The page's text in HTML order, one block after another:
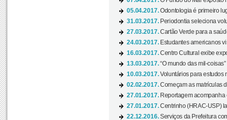
05.04.2017.Odontologia é primeiro
31.03.2017. Periodontia seleciona
27.03.2017.Cartão Verde para a
24.03.2017. Estudantes americanos
16.03.2017.Centro Cultural exibe
13.03.2017.“O mundo das mil-
10.03.2017.Voluntários para estudos
02.02.2017.Começam as matrículas
27.01.2017. Reportagem
27.01.2017.Centrinho (HRAC-USP)
22.12.2016.Serviços da Prefeitura